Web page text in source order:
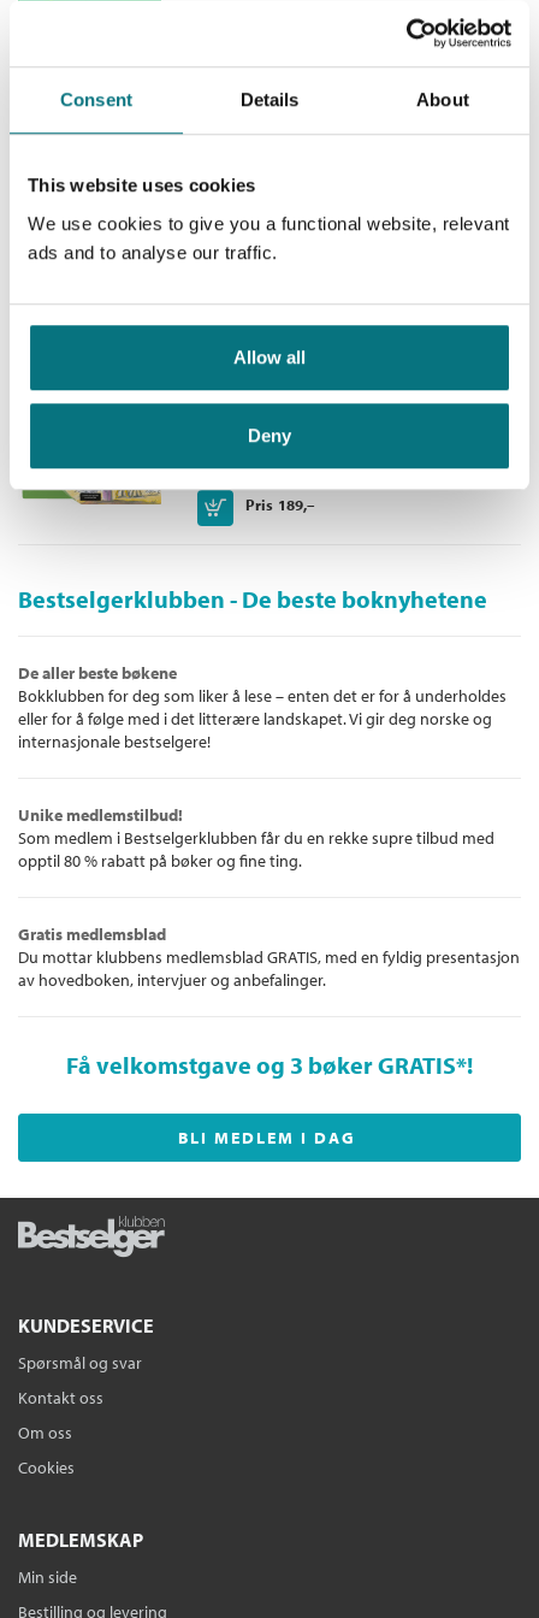
Consent Details About
This website uses cookies
We use cookies to give you a functional website, relevant
ads and to analyse our traffic.
Allow all
Deny
tekstbøker til 3.-7. årstrinn
lærerveiledninger
nettsted www.duogjeg.no
Religioner og livssyn i
Helje Kringlebotn Sødal ,Hans
Heftet
Pris 539,–
Kjøp
Du og jeg 2
RLE
Hans HodneogHelje Kringlebotn
Heftet
Pris 189,–
Kjøp
Bestselgerklubben - De beste boknyhetene
De aller beste bøkene
Bokklubben for deg som liker å lese – enten det er for å underholdes
eller for å følge med i det litterære landskapet. Vi gir deg norske og
internasjonale bestselgere!
Unike medlemstilbud!
Som medlem i Bestselgerklubben får du en rekke supre tilbud med
opptil 80 % rabatt på bøker og fine ting.
Gratis medlemsblad
Du mottar klubbens medlemsblad GRATIS, med en fyldig presentasjon
av hovedboken, intervjuer og anbefalinger.
Få velkomstgave og 3 bøker GRATIS*!
BLI MEDLEM I DAG
KUNDESERVICE
Spørsmål og svar
Kontakt oss
Om oss
Cookies
MEDLEMSKAP
Min side
Bestilling og levering